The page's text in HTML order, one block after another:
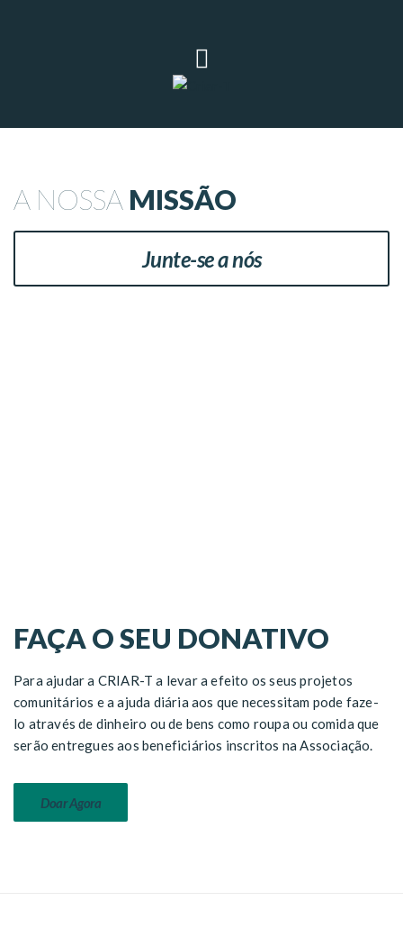
A NOSSA MISSÃO
Junte-se a nós
FAÇA O SEU DONATIVO
Para ajudar a CRIAR-T a levar a efeito os seus projetos
comunitários e a ajuda diária aos que necessitam pode faze-
lo através de dinheiro ou de bens como roupa ou comida que
serão entregues aos beneficiários inscritos na Associação.
Doar Agora